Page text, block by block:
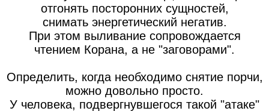
отгонять посторонних сущностей,
снимать энергетический негатив.
При этом выливание сопровождается
чтением Корана, а не "заговорами".
Определить, когда необходимо снятие порчи,
можно довольно просто.
У человека, подвергнувшегося такой "атаке"